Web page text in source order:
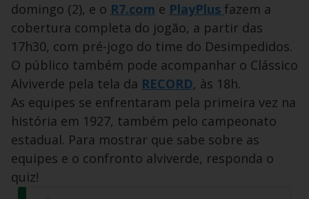
domingo (2), e o R7.com e PlayPlus fazem a
cobertura completa do jogão, a partir das
17h30, com pré-jogo do time do Desimpedidos.
O público também pode acompanhar o Clássico
Alviverde pela tela da RECORD, às 18h.
As equipes se enfrentaram pela primeira vez na
história em 1927, também pelo campeonato
estadual. Para mostrar que sabe sobre as
equipes e o confronto alviverde, responda o
quiz!